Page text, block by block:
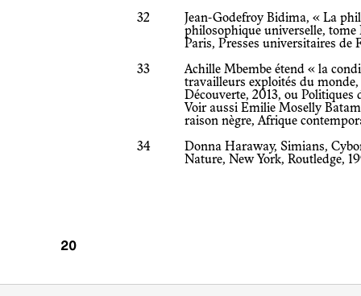
32
Jean-Godefroy Bidima, « La
philosophique universelle,
Paris, Presses universitaires de
33
Achille Mbembe étend « la
travailleurs exploités du
Découverte, 2013, ou Politiques
Voir aussi Emilie Moselly
raison nègre, Afrique
34
Donna Haraway, Simians,
Nature, New York, Routledge,